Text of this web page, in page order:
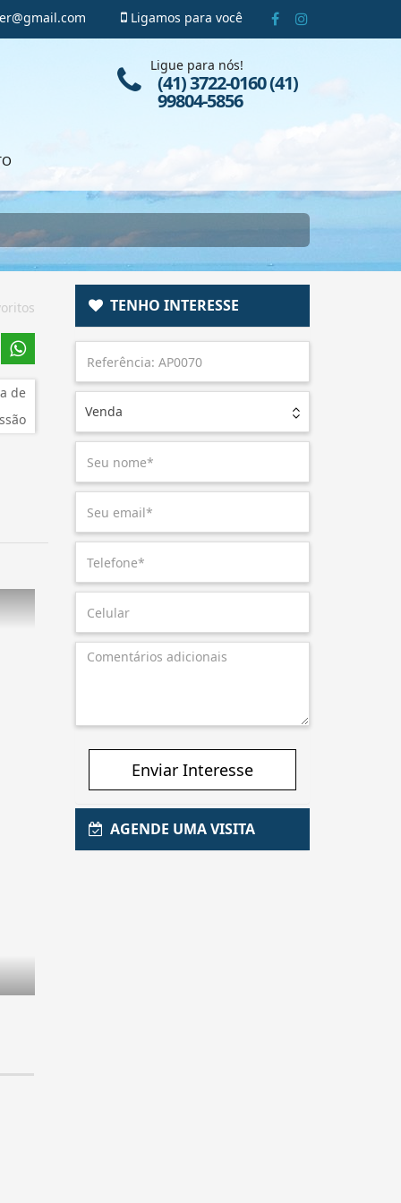
Ligamos para você
Ligue para nós!
(41) 3722-0160 (41)
99804-5856
de
TENHO INTERESSE
Venda
Enviar Interesse
AGENDE UMA VISITA